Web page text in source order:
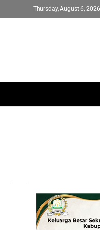
Thursday, August 6, 2026